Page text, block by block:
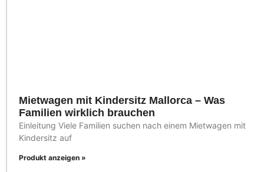
Mietwagen mit Kindersitz Mallorca – Was
Familien wirklich brauchen
Einleitung Viele Familien suchen nach einem Mietwagen mit
Kindersitz auf
Produkt anzeigen »